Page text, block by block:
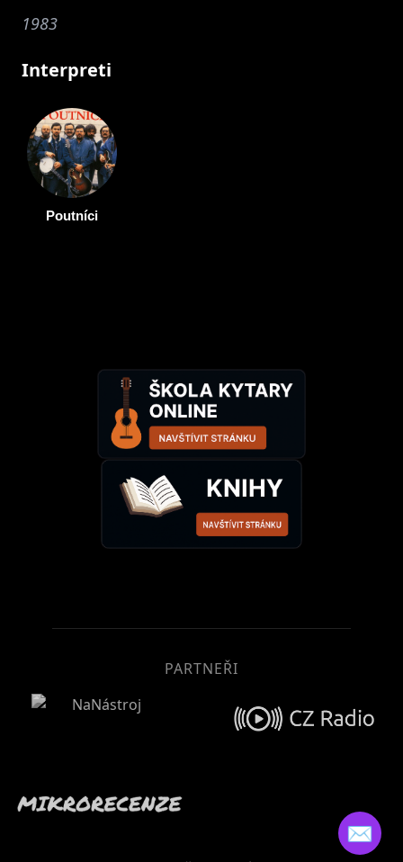
1983
Interpreti
Poutníci
PARTNEŘI
✉️